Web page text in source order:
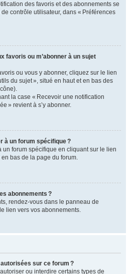
des favoris et des abonnements se
contrôle utilisateur, dans « Préférences
favoris ou m’abonner à un sujet
ou vous y abonner, cliquez sur le lien
du sujet », situé en haut et en bas des
la case « Recevoir une notification
» revient à s’y abonner.
à un forum spécifique ?
un forum spécifique en cliquant sur le lien
en bas de la page du forum.
abonnements ?
rendez-vous dans le panneau de
lien vers vos abonnements.
sur ce forum ?
ou interdire certains types de